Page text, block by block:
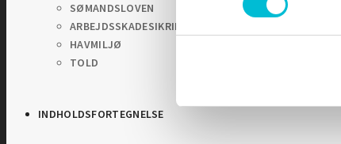
SØMANDSLOVEN
ARBEJDSSKADESIKRING
HAVMILJØ
TOLD
INDHOLDSFORTEGNELSE